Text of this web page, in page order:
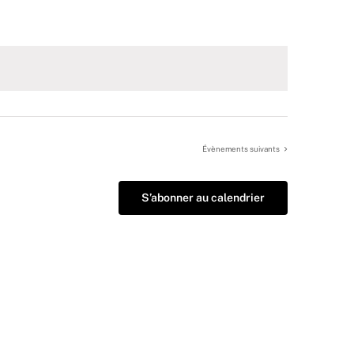
Évènementssuivants
S’abonner au calendrier